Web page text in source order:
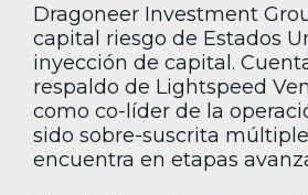
Dragoneer Investment
capital riesgo de Estados
inyección de capital.
respaldo de Lightspeed
como co-líder de la
sido sobre-suscrita
encuentra en etapas